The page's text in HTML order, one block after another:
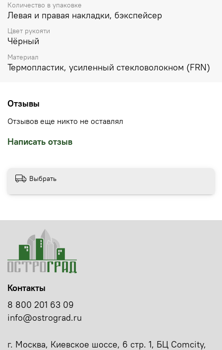
практически не горит, обладает низким
влагопоглощением и высокой химической стойкостью,
низким весом.
Количество в упаковке
Левая и правая накладки, бэкспейсер
Цвет рукояти
Чёрный
Материал
Термопластик, усиленный стекловолокном (FRN)
Отзывы
Отзывов еще никто не оставлял
Написать отзыв
Выбрать
Контакты
8 800 201 63 09
info@ostrograd.ru
г. Москва, Киевское шоссе, 6 стр. 1, БЦ Comcity,